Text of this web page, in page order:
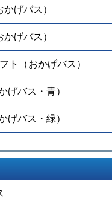
げバス）
げバス）
ト（おかげバス）
げバス・青）
げバス・緑）